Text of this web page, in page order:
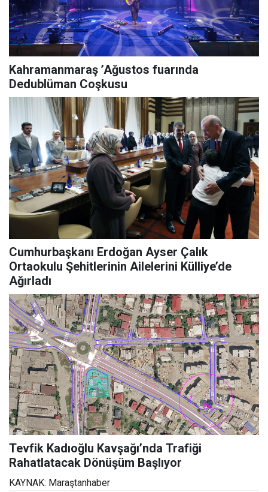
Kahramanmaraş ’Ağustos fuarında
Dedublüman Coşkusu
Cumhurbaşkanı Erdoğan Ayser Çalık
Ortaokulu Şehitlerinin Ailelerini Külliye’de
Ağırladı
Tevfik Kadıoğlu Kavşağı’nda Trafiği
Rahatlatacak Dönüşüm Başlıyor
KAYNAK: Maraştanhaber